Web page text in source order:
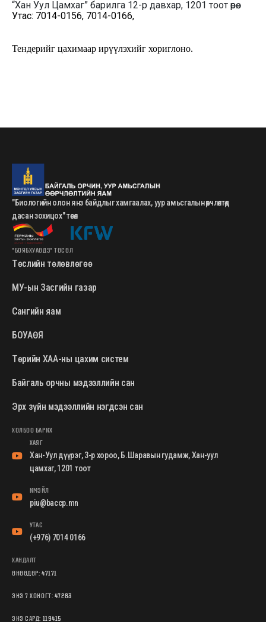
“Хан Уул Цамхаг” барилга 12-р давхар, 1201 тоот өрөө.
Утас: 7014-0156, 7014-0166,
Тендерийг цахимаар ирүүлэхийг хориглоно.
"Биологийн олон янз байдлыг хамгаалах, уур амьсгалын өөрчлөлтөд
дасан зохицох" төсөл
"БОЯБХУАӨДЗ" ТӨСӨЛ
Төслийн төлөвлөгөө
МУ-ын Засгийн газар
Сангийн яам
БОУАӨЯ
Төрийн ХАА-ны цахим систем
Байгаль орчны мэдээллийн сан
Эрх зүйн мэдээллийн нэгдсэн сан
ХОЛБОО БАРИХ
ХАЯГ
Хан-Уул дүүрэг, 3-р хороо, Б.Шаравын гудамж, Хан-уул
цамхаг, 1201 тоот
ИМЭЙЛ
piu@baccp.mn
УТАС
(+976) 7014 0166
ХАНДАЛТ
ӨНӨӨДӨР:47171
ЭНЭ 7 ХОНОГТ:47283
ЭНЭ САРД: 119415